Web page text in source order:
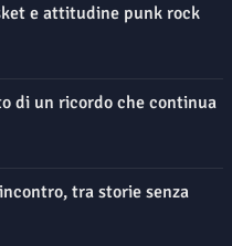
e attitudine punk rock
di un ricordo che continua
tra storie senza